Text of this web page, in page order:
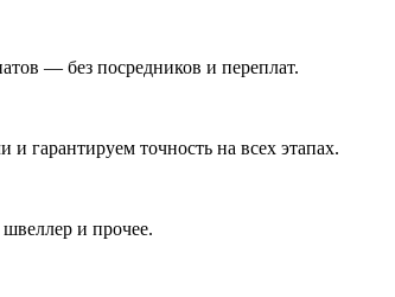
— без посредников и переплат.
и гарантируем точность на всех этапах.
и прочее.